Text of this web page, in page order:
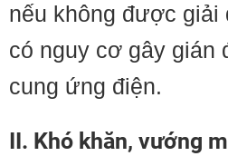
nếu không được giải
có nguy cơ gây gián
cung ứng điện.
II. Khó khăn, vướng